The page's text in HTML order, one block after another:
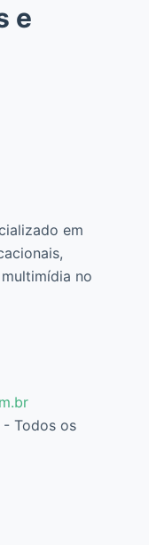
e
em
no
Todos os